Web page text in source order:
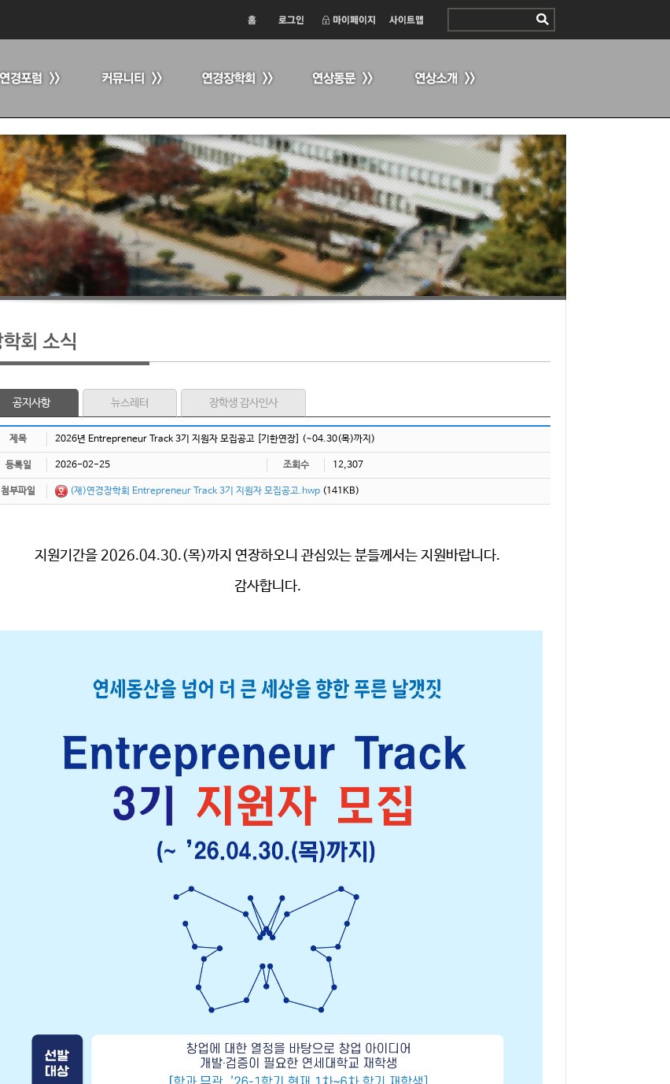
공지사항 뉴스레터 장학생 감사인사
제목 2026년 Entrepreneur Track 3기 지원자 모집공고 [기한연장] (~04.30(목)까지)
등록일 2026-02-25 조회수 12,307
첨부파일 (재)연경장학회 Entrepreneur Track 3기 지원자 모집공고.hwp (141KB)
지원기간을 2026.04.30.(목)까지 연장하오니 관심있는 분들께서는 지원바랍니다.
감사합니다.